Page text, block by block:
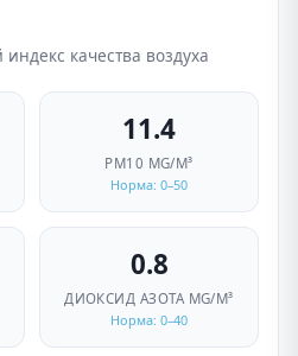
качества воздуха
11.4
PM10 ΜG/M³
Норма: 0–50
0.8
ДИОКСИД АЗОТА ΜG/M³
Норма: 0–40